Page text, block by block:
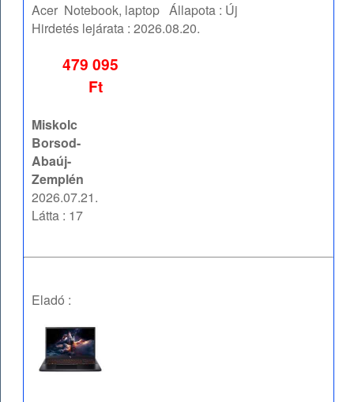
Acer Notebook, laptop Állapota : Új
Hirdetés lejárata :2026.08.20.
479 095
Ft
Miskolc
Borsod-
Abaúj-
Zemplén
2026.07.21.
Látta : 17
Eladó :